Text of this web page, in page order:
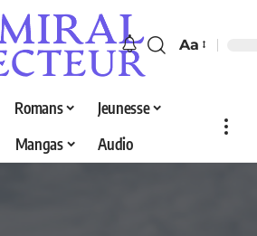
Aa
Romans
Jeunesse
Mangas Audio